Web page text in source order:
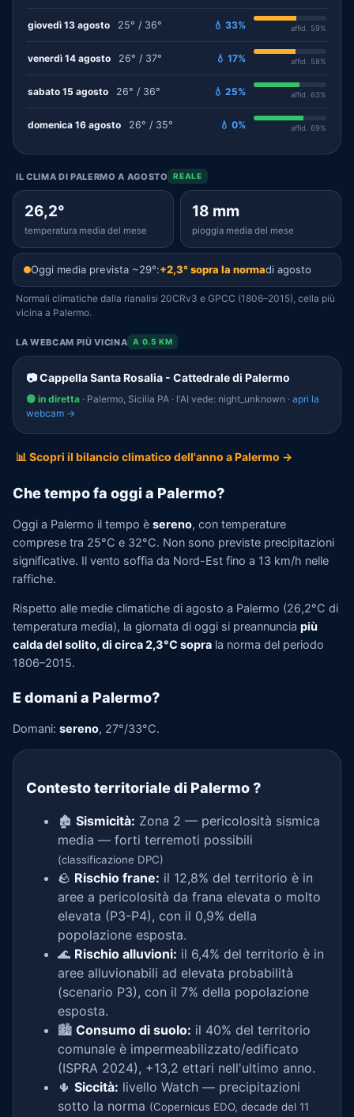
giovedì 13 agosto 25° / 36° 💧 33% affid. 59%
venerdì 14 agosto 26° / 37° 💧 17% affid. 58%
sabato 15 agosto 26° / 36° 💧 25% affid. 63%
domenica 16 agosto 26° / 35° 💧 0% affid. 69%
IL CLIMA DI PALERMO A AGOSTO REALE
26,2°
temperatura media del mese
18 mm
pioggia media del mese
Oggi media prevista ~29°:+2,3° sopra la normadi agosto
Normali climatiche dalla rianalisi 20CRv3 e GPCC (1806–2015), cella più
vicina a Palermo.
LA WEBCAM PIÙ VICINA A 0.5 KM
📷 Cappella Santa Rosalia - Cattedrale di Palermo
🟢 in diretta · Palermo, Sicilia PA · l'AI vede: night_unknown · apri la
webcam →
📊 Scopri il bilancio climatico dell'anno a Palermo →
Che tempo fa oggi a Palermo?
Oggi a Palermo il tempo è sereno, con temperature
comprese tra 25°C e 32°C. Non sono previste precipitazioni
significative. Il vento soffia da Nord-Est fino a 13 km/h nelle
raffiche.
Rispetto alle medie climatiche di agosto a Palermo (26,2°C di
temperatura media), la giornata di oggi si preannuncia più
calda del solito, di circa 2,3°C sopra la norma del periodo
1806–2015.
E domani a Palermo?
Domani: sereno, 27°/33°C.
Contesto territoriale di Palermo?
🏚️ Sismicità: Zona 2 — pericolosità sismica
media — forti terremoti possibili
(classificazione DPC)
🪨 Rischio frane: il 12,8% del territorio è in
aree a pericolosità da frana elevata o molto
elevata (P3-P4), con il 0,9% della
popolazione esposta.
🌊 Rischio alluvioni: il 6,4% del territorio è in
aree alluvionabili ad elevata probabilità
(scenario P3), con il 7% della popolazione
esposta.
🏙️ Consumo di suolo: il 40% del territorio
comunale è impermeabilizzato/edificato
(ISPRA 2024), +13,2 ettari nell'ultimo anno.
🌵 Siccità: livello Watch — precipitazioni
sotto la norma (Copernicus EDO, decade del 11